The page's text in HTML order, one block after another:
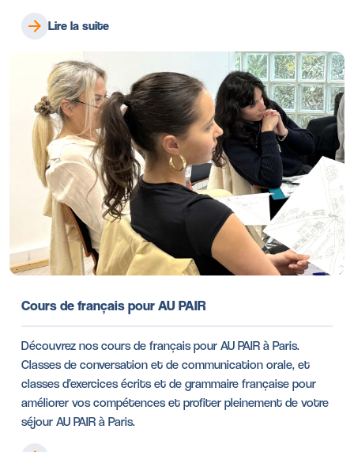
Lire la suite
Cours de français pour AU PAIR
Découvrez nos cours de français pour AU PAIR à Paris.
Classes de conversation et de communication orale, et
classes d’exercices écrits et de grammaire française pour
améliorer vos compétences et profiter pleinement de votre
séjour AU PAIR à Paris.